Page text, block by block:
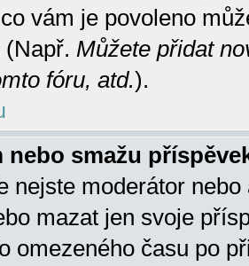
vám je povoleno
(Např. Můžete přidat
fóru, atd.).
nebo smažu
nejste moderátor
mazat jen svoje
omezeného času po